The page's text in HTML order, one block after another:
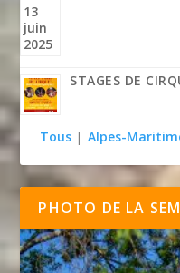
STAGES DE
Tous | Alpes-
PHOTO DE LA